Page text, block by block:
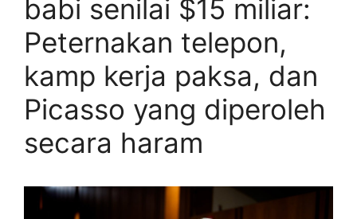
babi senilai $15 miliar:
Peternakan telepon,
kamp kerja paksa, dan
Picasso yang diperoleh
secara haram